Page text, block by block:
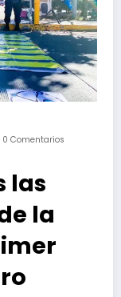
0 Comentarios
las
la